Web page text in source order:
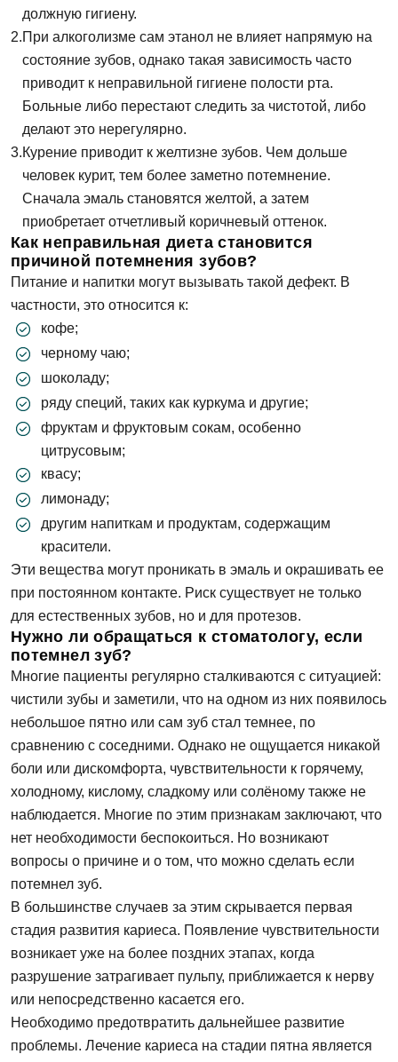
должную гигиену.
При алкоголизме сам этанол не влияет напрямую на
состояние зубов, однако такая зависимость часто
приводит к неправильной гигиене полости рта.
Больные либо перестают следить за чистотой, либо
делают это нерегулярно.
Курение приводит к желтизне зубов. Чем дольше
человек курит, тем более заметно потемнение.
Сначала эмаль становятся желтой, а затем
приобретает отчетливый коричневый оттенок.
Как неправильная диета становится
причиной потемнения зубов?
Питание и напитки могут вызывать такой дефект. В
частности, это относится к:
кофе;
черному чаю;
шоколаду;
ряду специй, таких как куркума и другие;
фруктам и фруктовым сокам, особенно
цитрусовым;
квасу;
лимонаду;
другим напиткам и продуктам, содержащим
красители.
Эти вещества могут проникать в эмаль и окрашивать ее
при постоянном контакте. Риск существует не только
для естественных зубов, но и для протезов.
Нужно ли обращаться к стоматологу, если
потемнел зуб?
Многие пациенты регулярно сталкиваются с ситуацией:
чистили зубы и заметили, что на одном из них появилось
небольшое пятно или сам зуб стал темнее, по
сравнению с соседними. Однако не ощущается никакой
боли или дискомфорта, чувствительности к горячему,
холодному, кислому, сладкому или солёному также не
наблюдается. Многие по этим признакам заключают, что
нет необходимости беспокоиться. Но возникают
вопросы о причине и о том, что можно сделать если
потемнел зуб.
В большинстве случаев за этим скрывается первая
стадия развития кариеса. Появление чувствительности
возникает уже на более поздних этапах, когда
разрушение затрагивает пульпу, приближается к нерву
или непосредственно касается его.
Необходимо предотвратить дальнейшее развитие
проблемы. Лечение кариеса на стадии пятна является